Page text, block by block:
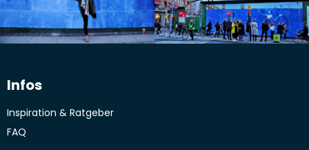
Infos
Inspiration & Ratgeber
FAQ